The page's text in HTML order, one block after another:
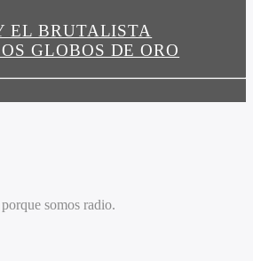
EL BRUTALISTA
GLOBOS DE ORO
somos radio.